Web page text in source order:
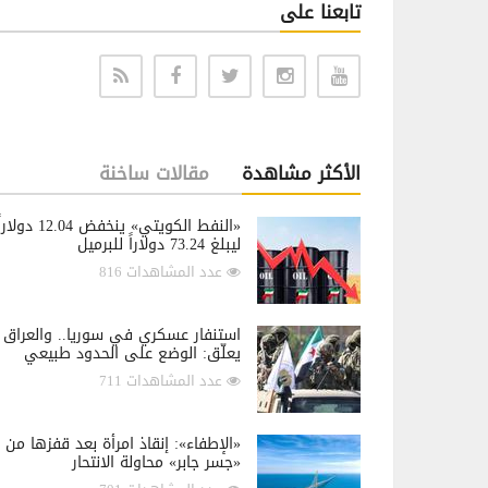
تابعنا على
الأكثر مشاهدة مقالات ساخنة
«النفط الكويتي» ينخفض
ليبلغ 73.24 دولاراً للبرميل
عدد المشاهدات 816
استنفار عسكري في سوريا.. والعراق
يعلّق: الوضع على الحدود طبيعي
عدد المشاهدات 711
«الإطفاء»: إنقاذ امرأة بعد قفزها من
«جسر جابر» محاولة الانتحار